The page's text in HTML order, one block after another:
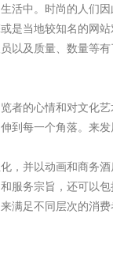
中。时尚的人们因
是当地较知名的网
以及质量、数量等
的心情和对文化艺
到每一个角落。来发
，并以动画和商务
服务宗旨，还可以
满足不同层次的消